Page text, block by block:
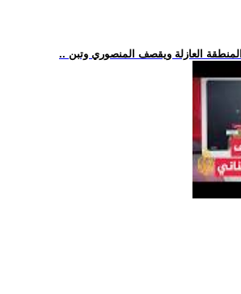
المنطقة العازلة ويقصف المنصوري وتبن